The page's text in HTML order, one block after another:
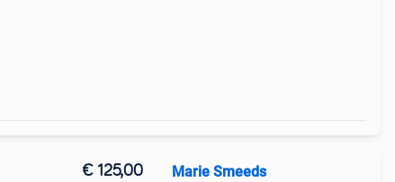
€ 125,00 Marie Smeeds